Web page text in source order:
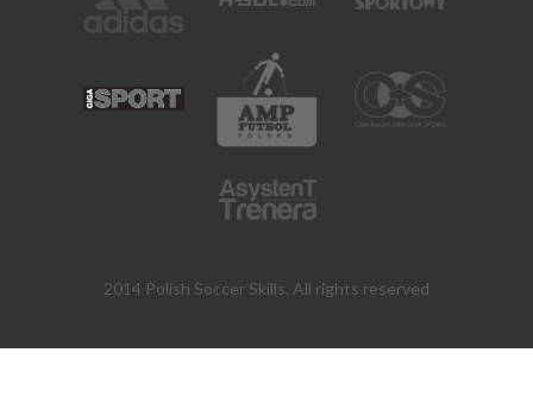
2014 Polish Soccer Skills. All rights reserved